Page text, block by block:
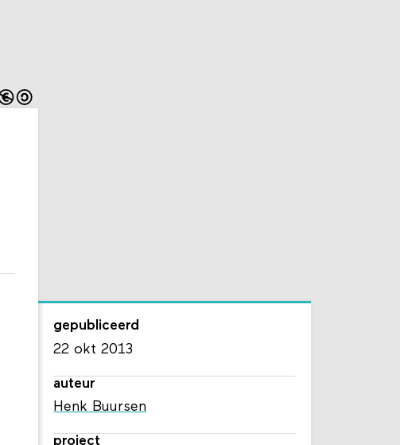
gepubliceerd
22 okt 2013
auteur
Henk Buursen
project